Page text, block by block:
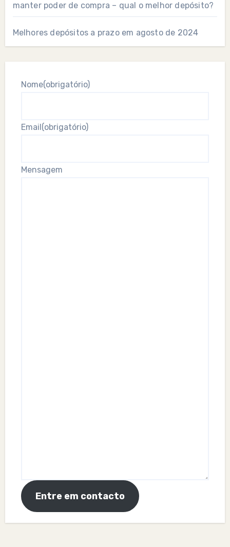
manter poder de compra – qual o melhor depósito?
Melhores depósitos a prazo em agosto de 2024
Nome(obrigatório)
Email (obrigatório)
Mensagem
Entre em contacto